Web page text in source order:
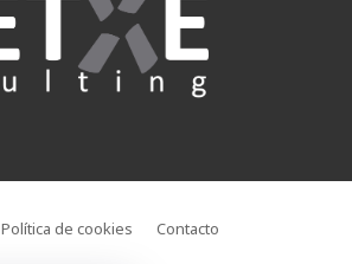
Política de cookies Contacto